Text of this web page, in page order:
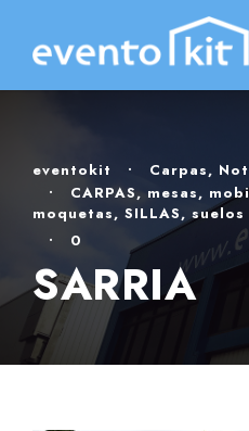
eventokit • Carpas,
•
CARPAS, mesas,
moquetas, SILLAS, suelos
•
0
SARRIA